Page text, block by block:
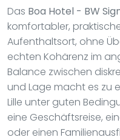
Das Boa Hotel - BW
komfortabler,
Aufenthaltsort, ohne
echten Kohärenz im
Balance zwischen
und Lage macht es zu
Lille unter guten
eine Geschäftsreise,
oder einen